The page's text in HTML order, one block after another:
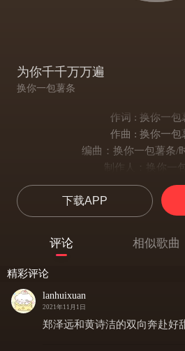
为你千千万万遍
换你一包薯条
作词 : 换你一包
作曲 : 换你一包
编曲：换你一包薯条/
制作人：换你一
混音：黄巍
母带：Simon
窗外雨天 雨滴
我对你的感觉
穿越时空的爱恋
下载APP
评论 相似歌曲
精彩评论
lanhuixuan
2021年11月1日
郑泽远和黄诗洁的双向奔赴好